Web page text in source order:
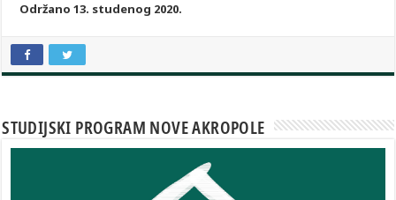
Održano 13. studenog 2020.
STUDIJSKI PROGRAM NOVE AKROPOLE